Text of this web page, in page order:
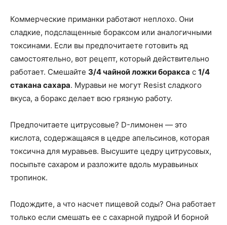
Коммерческие приманки работают неплохо. Они
сладкие, подслащенные бораксом или аналогичными
токсинами. Если вы предпочитаете готовить яд
самостоятельно, вот рецепт, который действительно
работает. Смешайте 3/4 чайной ложки боракса с 1/4
стакана сахара. Муравьи не могут Resist сладкого
вкуса, а боракс делает всю грязную работу.
Предпочитаете цитрусовые? D-лимонен — это
кислота, содержащаяся в цедре апельсинов, которая
токсична для муравьев. Высушите цедру цитрусовых,
посыпьте сахаром и разложите вдоль муравьиных
тропинок.
Подождите, а что насчет пищевой соды? Она работает
только если смешать ее с сахарной пудрой И борной